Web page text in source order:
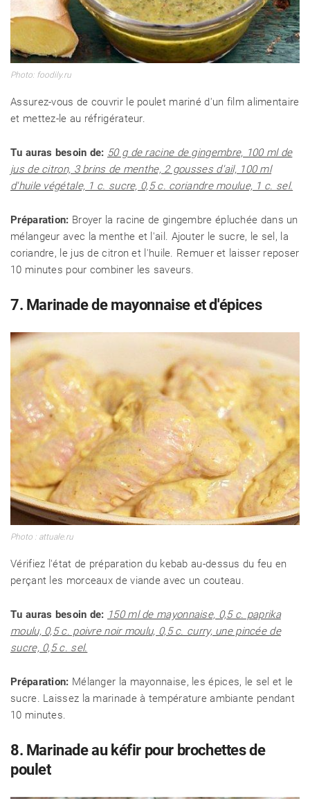
Photo: foodily.ru
Assurez-vous de couvrir le poulet mariné d'un film alimentaire
et mettez-le au réfrigérateur.
Tu auras besoin de: 50 g de racine de gingembre, 100 ml de
jus de citron, 3 brins de menthe, 2 gousses d'ail, 100 ml
d'huile végétale, 1 c. sucre, 0,5 c. coriandre moulue, 1 c. sel.
Préparation: Broyer la racine de gingembre épluchée dans un
mélangeur avec la menthe et l'ail. Ajouter le sucre, le sel, la
coriandre, le jus de citron et l'huile. Remuer et laisser reposer
10 minutes pour combiner les saveurs.
7. Marinade de mayonnaise et d'épices
Photo : attuale.ru
Vérifiez l'état de préparation du kebab au-dessus du feu en
perçant les morceaux de viande avec un couteau.
Tu auras besoin de: 150 ml de mayonnaise, 0,5 c. paprika
moulu, 0,5 c. poivre noir moulu, 0,5 c. curry, une pincée de
sucre, 0,5 c. sel.
Préparation: Mélanger la mayonnaise, les épices, le sel et le
sucre. Laissez la marinade à température ambiante pendant
10 minutes.
8. Marinade au kéfir pour brochettes de
poulet